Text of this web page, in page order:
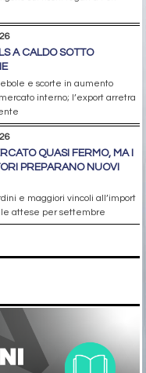
A CALDO SOTTO
e scorte in aumento
interno; l’export arretra
QUASI FERMO, MA I
PREPARANO NUOVI
e maggiori vincoli all’import
le attese per settembre